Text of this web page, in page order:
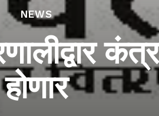
NEWS
होणार